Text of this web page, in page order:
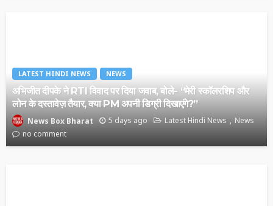
LATEST HINDI NEWS NEWS
अभिजीत दीपके ने RTI विवाद पर दिया जवाब, बोले- “मेरी स्कॉलरशिप और
लोन के दस्तावेज़ तैयार, क्या PM अपनी डिग्री दिखाएंगे?”
News Box Bharat 5 days ago Latest Hindi News
News
no comment